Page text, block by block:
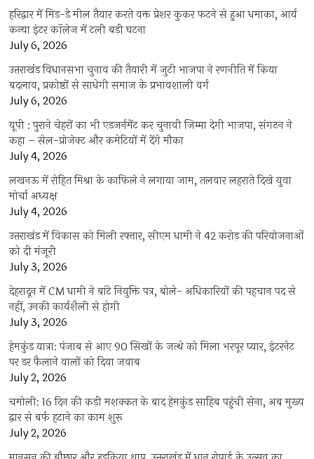
हरिद्वार में मिड-डे मील तैयार करते वक्त प्रेशर कुकर फटने से हुआ धमाका, आर्य
कन्या इंटर कॉलेज में टली बड़ी घटना
July 6, 2026
उत्तराखंंड विधानसभा चुनाव की तैयारी में जुटी भाजपा ने रणनीति में किया
बदलाव, प्रकोष्ठों से साधेगी समाज के प्रभावशाली वर्ग
July 6, 2026
यूपी : पुराने चेहरों का भी एडजर्नमेंट कर चुनावी जिम्मा देगी भाजपा, संगठन ने
कहा – सेल-प्रोजेक्ट और कमेटियों में देंगे मौका
July 4, 2026
लखनऊ में रोहित मिश्रा के काफिले ने लगाया जाम, तलवार लहराते दिखे युवा
मोर्चा अध्यक्ष
July 4, 2026
उत्तराखंड में विकास को मिली रफ्तार, सीएम धामी ने 42 करोड़ की परियोजनाओं
को दी मंजूरी
July 3, 2026
देहरादून में CM धामी ने बांटे नियुक्ति पत्र, बोले- अधिकारियों की पहचान पद से
नहीं, उनकी कार्यशैली से होगी
July 3, 2026
हेमकुंड यात्रा: पंजाब से आए 90 सिखों के जत्थे को मिला भरपूर प्यार, इंटरनेट
पर डर फैलाने वालों को दिया जवाब
July 2, 2026
चमोली: 16 दिन की कड़ी मशक्कत के बाद हेमकुंड साहिब पहुंची सेना, अब मुख्य
द्वार से बर्फ हटाने का काम शुरू
July 2, 2026